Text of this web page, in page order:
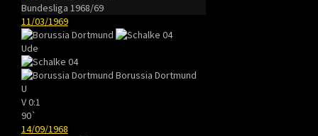
Bundesliga 1968/69
11/03/1969
Ude
Borussia Dortmund
U
V0:1
90`
14/09/1968